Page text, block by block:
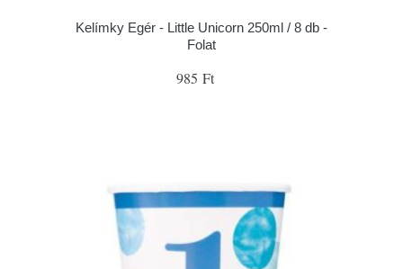
Kelímky Egér - Little Unicorn 250ml / 8 db -
Folat
985 Ft